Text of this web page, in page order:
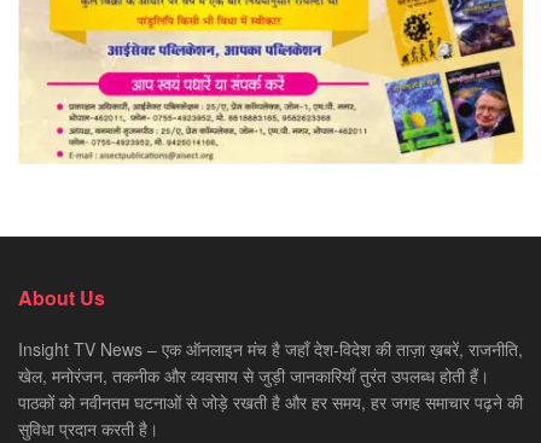
About Us
Insight TV News – एक ऑनलाइन मंच है जहाँ देश-विदेश की ताज़ा ख़बरें, राजनीति,
खेल, मनोरंजन, तकनीक और व्यवसाय से जुड़ी जानकारियाँ तुरंत उपलब्ध होती हैं।
पाठकों को नवीनतम घटनाओं से जोड़े रखती है और हर समय, हर जगह समाचार पढ़ने की
सुविधा प्रदान करती है।